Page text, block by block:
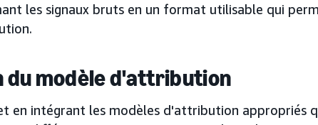
les signaux bruts en un format utilisable qui
du modèle d'attribution
en intégrant les modèles d'attribution appropriés